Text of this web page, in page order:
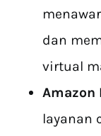
dan
virtual
Amazon
layanan